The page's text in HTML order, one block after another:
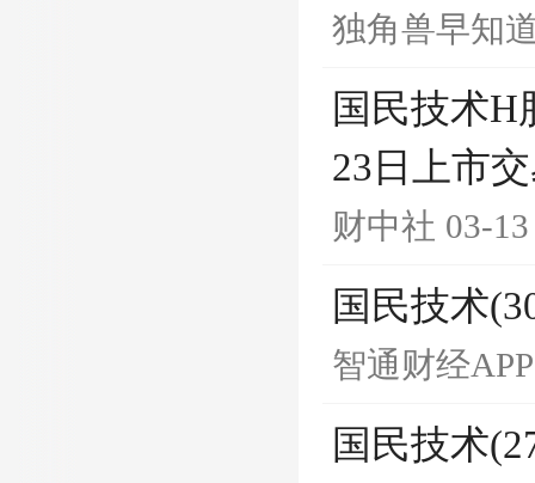
独角兽早知
国民技术H
23日上市
财中社 03-
国民技术
智通财经APP
国民技术